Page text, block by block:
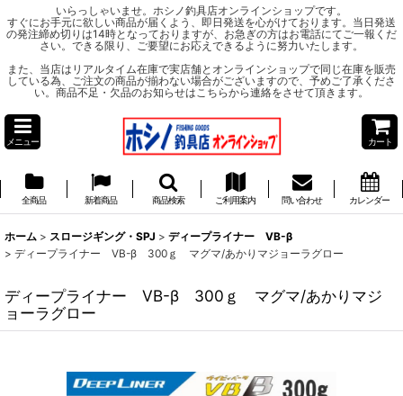
いらっしゃいませ。ホシノ釣具店オンラインショップです。
すぐにお手元に欲しい商品が届くよう、即日発送を心がけております。当日発送
の発注締め切りは14時となっておりますが、お急ぎの方はお電話にてご一報くだ
さい。できる限り、ご要望にお応えできるように努力いたします。
また、当店はリアルタイム在庫で実店舗とオンラインショップで同じ在庫を販売
している為、ご注文の商品が揃わない場合がございますので、予めご了承くださ
い。商品不足・欠品のお知らせはこちらから連絡をさせて頂きます。
メニュー カート
全商品 新着商品 商品検索 ご利用案内 問い合わせ カレンダー
ホーム > スロージギング・SPJ > ディープライナー VB-β
> ディープライナー VB-β 300ｇ マグマ/あかりマジョーラグロー
ディープライナー VB-β 300ｇ マグマ/あかりマジ
ョーラグロー